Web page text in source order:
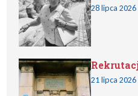
28 lipca 2026
21 lipca 2026